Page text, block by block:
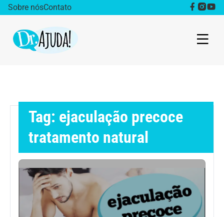
Sobre nósContato
Obesidade
Destaque
Bem estar
Vida Saudável
Saúde da mulher
Tag: ejaculação precoce
tratamento natural